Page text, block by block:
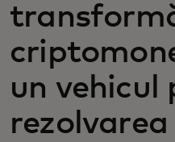
un vehicul